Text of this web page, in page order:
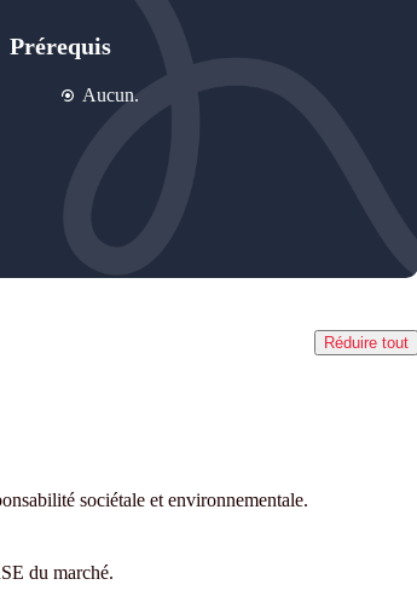
Prérequis
Aucun.
Réduire tout
sociétale et environnementale.
du marché.